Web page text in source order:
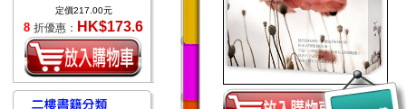
定價217.00元
8 折優惠： HK$173.6